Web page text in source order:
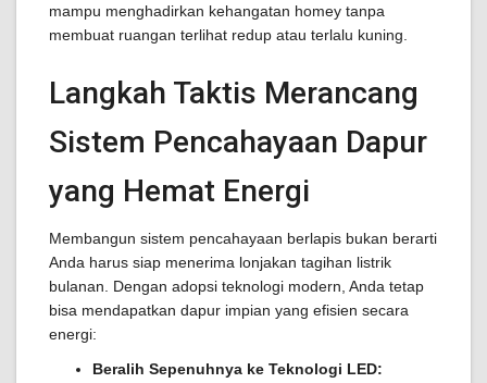
mampu menghadirkan kehangatan homey tanpa
membuat ruangan terlihat redup atau terlalu kuning.
Langkah Taktis Merancang
Sistem Pencahayaan Dapur
yang Hemat Energi
Membangun sistem pencahayaan berlapis bukan berarti
Anda harus siap menerima lonjakan tagihan listrik
bulanan. Dengan adopsi teknologi modern, Anda tetap
bisa mendapatkan dapur impian yang efisien secara
energi:
Beralih Sepenuhnya ke Teknologi LED: